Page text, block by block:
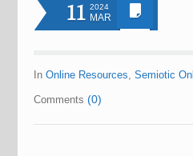
11 2024
MAR
InOnline Resources,Semiotic
Comments(0)